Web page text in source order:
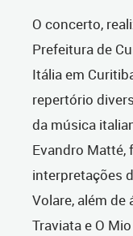
O concerto,
Prefeitura de
Itália em
repertório
da música
Evandro Matté,
interpretações
Volare, além de
Traviata e O